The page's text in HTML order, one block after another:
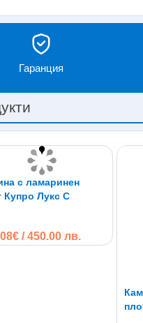
твърдо гориво
по-младото поколение е
технически
подобрения, с които са
на твърдо гориво е,
полезни по време на
сезон;
по-евтини от другите
на печка на дърва
не само затопля
решение,
правилно, могат да бъдат
да предлагат
в района на
и равномерно
подходящо за студени
са известни със здравата
Гаранция
с ламаринен
Купро Лукс С
/ 450.00 лв.